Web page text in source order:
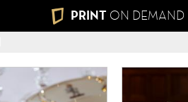
PRINT ON DEMAND